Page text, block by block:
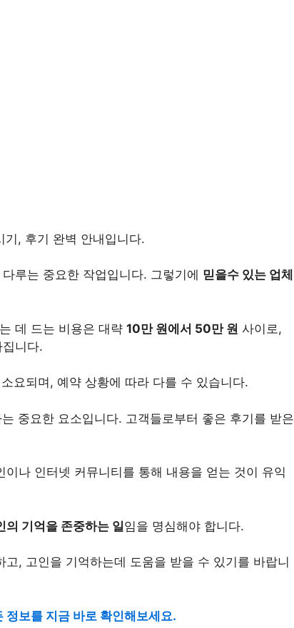
기, 후기 완벽 안내입니다.
루는 중요한 작업입니다. 그렇기에 믿을수 있는 업체
데 드는 비용은 대략 10만 원에서 50만 원 사이로,
니다.
요되며, 예약 상황에 따라 다를 수 있습니다.
중요한 요소입니다. 고객들로부터 좋은 후기를 받은
나 인터넷 커뮤니티를 통해 내용을 얻는 것이 유익
의 기억을 존중하는 일임을 명심해야 합니다.
, 고인을 기억하는데 도움을 받을 수 있기를 바랍니
정보를 지금 바로 확인해보세요.